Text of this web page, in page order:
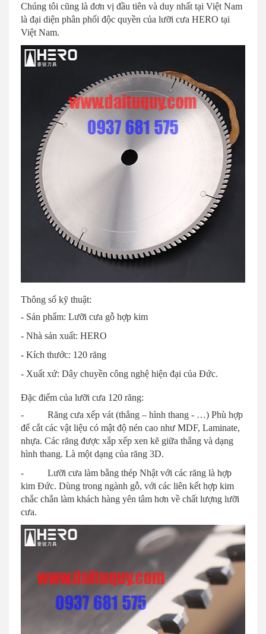
Chúng tôi cũng là đơn vị đầu tiên và duy nhất tại Việt Nam
là đại diện phân phối độc quyền của lưỡi cưa HERO tại
Việt Nam.
Thông số kỹ thuật:
- Sản phẩm: Lưỡi cưa gỗ hợp kim
- Nhà sản xuất: HERO
- Kích thước: 120 răng
- Xuất xứ: Dây chuyền công nghệ hiện đại của Đức.
Đặc điểm của lưỡi cưa 120 răng:
- Răng cưa xếp vát (thẳng – hình thang - …) Phù hợp
để cắt các vật liệu có mật độ nén cao như MDF, Laminate,
nhựa. Các răng được xắp xếp xen kẽ giữa thẳng và dạng
hình thang. Là một dạng của răng 3D.
- Lưỡi cưa làm bằng thép Nhật với các răng là hợp
kim Đức. Dùng trong ngành gỗ, với các liên kết hợp kim
chắc chắn làm khách hàng yên tâm hơn về chất lượng lưỡi
cưa.